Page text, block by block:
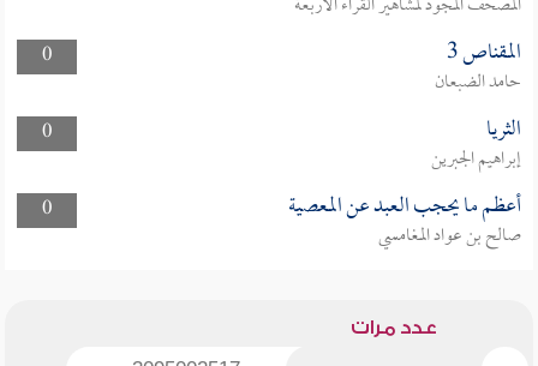
0
المقناص 3
حامد الضبعان
0
الثريا
إبراهيم الجبرين
0
أعظم ما يحجب العبد عن المعصية
صالح بن عواد المغامسي
عدد مرات